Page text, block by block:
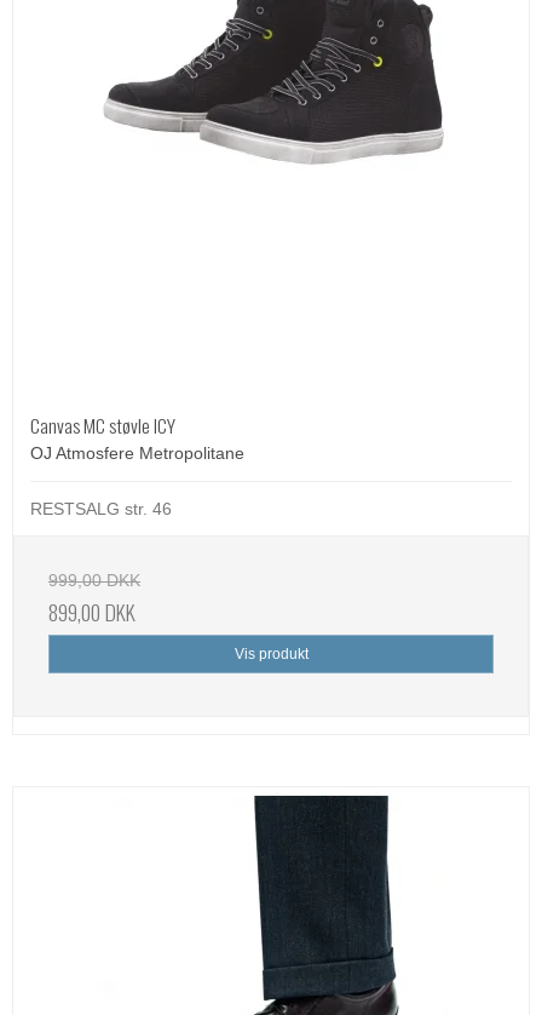
Canvas MC støvle ICY
OJ Atmosfere Metropolitane
RESTSALG str. 46
999,00 DKK
899,00 DKK
Vis produkt